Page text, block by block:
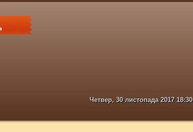
Четвер, 30 листопада 2017 18:30